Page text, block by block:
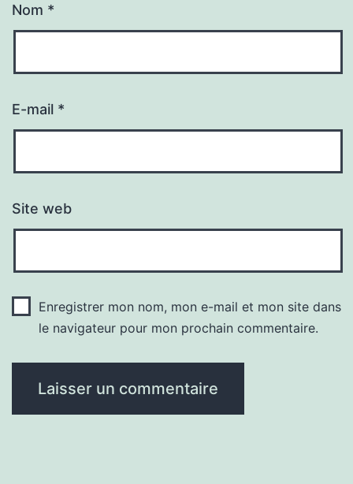
Nom *
E-mail *
Site web
Enregistrer mon nom, mon e-mail et mon site dans
le navigateur pour mon prochain commentaire.